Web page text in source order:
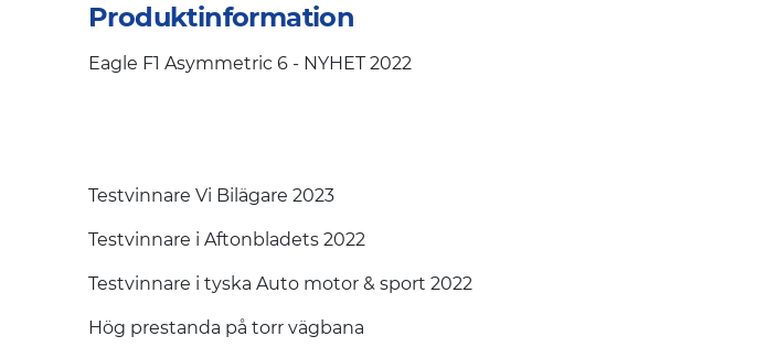
Produktinformation
Eagle F1 Asymmetric 6 - NYHET 2022
Testvinnare Vi Bilägare 2023
Testvinnare i Aftonbladets 2022
Testvinnare i tyska Auto motor & sport 2022
Hög prestanda på torr vägbana